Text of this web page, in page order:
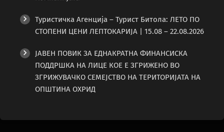
Туристичка Агенција – Турист Битола: ЛЕТО ПО
СТОПЕНИ ЦЕНИ ЛЕПТОКАРИЈА | 15.08 – 22.08.2026
ЈАВЕН ПОВИК ЗА ЕДНАКРАТНА ФИНАНСИСКА
ПОДДРШКА НА ЛИЦЕ КОЕ Е ЗГРИЖЕНО ВО
ЗГРИЖУВАЧКО СЕМЕЈСТВО НА ТЕРИТОРИЈАТА НА
ОПШТИНА ОХРИД